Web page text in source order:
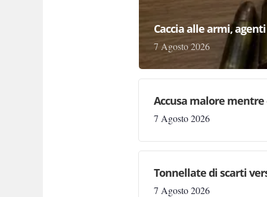
Caccia alle armi,
7 Agosto 2026
Accusa malore
7 Agosto 2026
Tonnellate di scarti
7 Agosto 2026